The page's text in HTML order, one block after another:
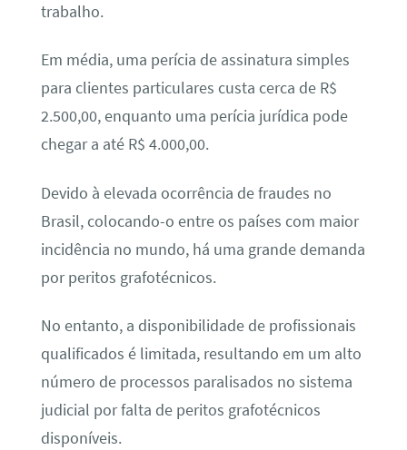
trabalho.
Em média, uma perícia de assinatura simples
para clientes particulares custa cerca de R$
2.500,00, enquanto uma perícia jurídica pode
chegar a até R$ 4.000,00.
Devido à elevada ocorrência de fraudes no
Brasil, colocando-o entre os países com maior
incidência no mundo, há uma grande demanda
por peritos grafotécnicos.
No entanto, a disponibilidade de profissionais
qualificados é limitada, resultando em um alto
número de processos paralisados no sistema
judicial por falta de peritos grafotécnicos
disponíveis.